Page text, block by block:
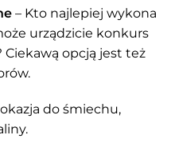
– Kto najlepiej wykona
urządzicie konkurs
Ciekawą opcją jest też
do śmiechu,